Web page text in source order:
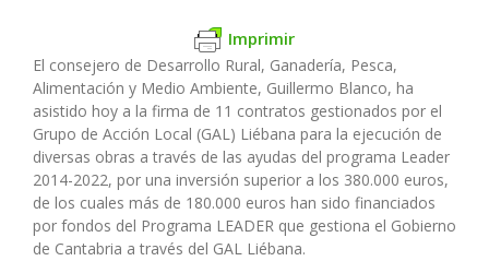
Imprimir
El consejero de Desarrollo Rural, Ganadería, Pesca,
Alimentación y Medio Ambiente, Guillermo Blanco, ha
asistido hoy a la firma de 11 contratos gestionados por el
Grupo de Acción Local (GAL) Liébana para la ejecución de
diversas obras a través de las ayudas del programa Leader
2014-2022, por una inversión superior a los 380.000 euros,
de los cuales más de 180.000 euros han sido financiados
por fondos del Programa LEADER que gestiona el Gobierno
de Cantabria a través del GAL Liébana.